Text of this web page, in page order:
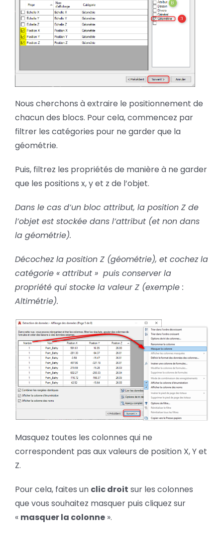
Nous cherchons à extraire le positionnement de
chacun des blocs. Pour cela, commencez par
filtrer les catégories pour ne garder que la
géométrie.
Puis, filtrez les propriétés de manière à ne garder
que les positions x, y et z de l’objet.
Dans le cas d’un bloc attribut, la position Z de
l’objet est stockée dans l’attribut (et non dans
la géométrie).
Décochez la position Z (géométrie), et cochez la
catégorie « attribut » puis conserver la
propriété qui stocke la valeur Z (exemple :
Altimétrie).
Masquez toutes les colonnes qui ne
correspondent pas aux valeurs de position X, Y et
Z.
Pour cela, faites un clic droit sur les colonnes
que vous souhaitez masquer puis cliquez sur
« masquer la colonne».